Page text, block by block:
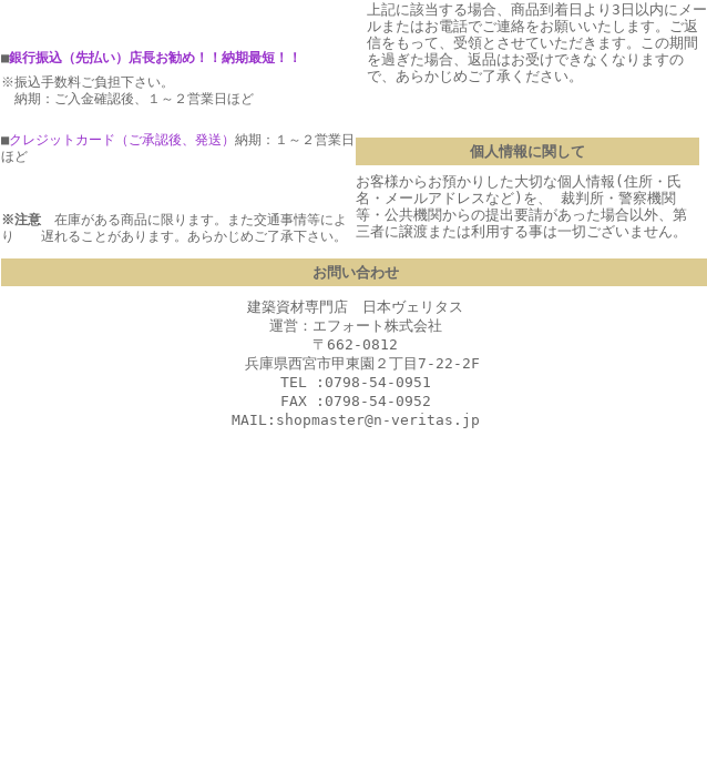
■銀行振込（先払い）店長お勧め！！納期最短！！
※振込手数料ご負担下さい。
納期：ご入金確認後、１～２営業日ほど
■クレジットカード（ご承認後、発送 ） 納期：１～２営業日
ほど
※注意在庫がある商品に限ります。また交通事情等によ
り 遅れることがあります。あらかじめご了承下さい。
上記に該当する場合、商品到着日より3日以内にメー
ルまたはお電話でご連絡をお願いいたします。ご返
信をもって、受領とさせていただきます。この期間
を過ぎた場合、返品はお受けできなくなりますの
で、あらかじめご了承ください。
個人情報に関して
お客様からお預かりした大切な個人情報(住所・氏
名・メールアドレスなど)を、 裁判所・警察機関
等・公共機関からの提出要請があった場合以外、第
三者に譲渡または利用する事は一切ございません。
お問い合わせ
建築資材専門店 日本ヴェリタス
運営：エフォート株式会社
〒662-0812
兵庫県西宮市甲東園２丁目7-22-2F
TEL :0798-54-0951
FAX :0798-54-0952
MAIL:shopmaster@n-veritas.jp